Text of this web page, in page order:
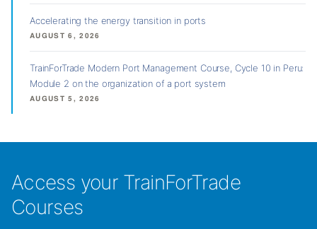
Accelerating the energy transition in ports
AUGUST 6, 2026
TrainForTrade Modern Port Management Course, Cycle 10 in Peru:
Module 2 on the organization of a port system
AUGUST 5, 2026
Access your TrainForTrade
Courses